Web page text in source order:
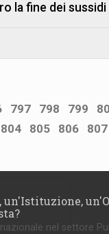
la fine dei sussidi
797 798 799
804 805 806 807
un'Istituzione,
nel settore